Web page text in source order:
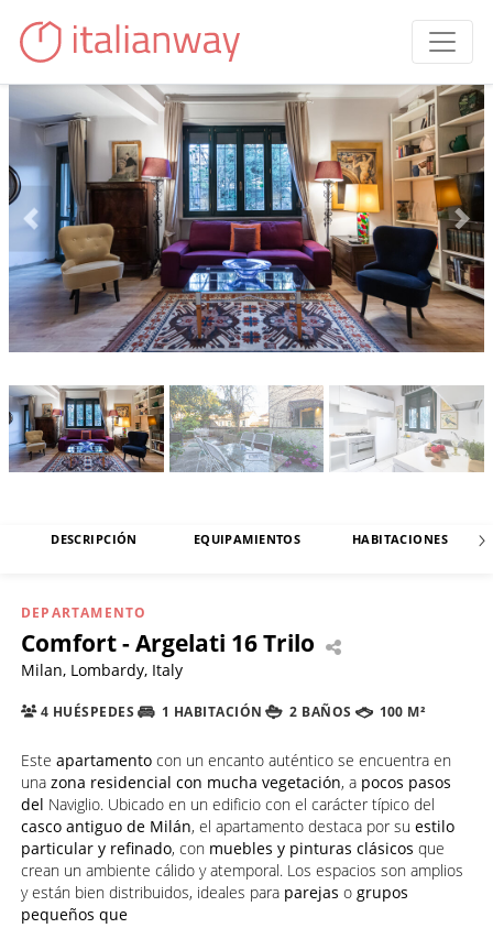
DESCRIPCIÓN EQUIPAMIENTOS HABITACIONES
DEPARTAMENTO
Comfort - Argelati 16 Trilo
Milan, Lombardy, Italy
4 HUÉSPEDES 1 HABITACIÓN 2 BAÑOS 100 M²
Este apartamento con un encanto auténtico se encuentra en
una zona residencial con mucha vegetación, a pocos pasos
del Naviglio. Ubicado en un edificio con el carácter típico del
casco antiguo de Milán, el apartamento destaca por su estilo
particular y refinado, con muebles y pinturas clásicos que
crean un ambiente cálido y atemporal. Los espacios son amplios
y están bien distribuidos, ideales para parejas o grupos
pequeños que